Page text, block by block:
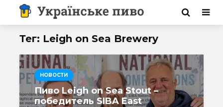
Тег: Leigh on Sea Brewery
НОВОСТИ
Пиво Leigh on Sea Stout –
победитель SIBA East